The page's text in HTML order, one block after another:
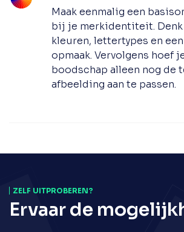
Maak eenmalig een
bij je merkidentiteit. Denk
kleuren, lettertypes en
opmaak. Vervolgens hoef
boodschap alleen nog de
afbeelding aan te passen.
ZELF UITPROBEREN?
Ervaar de